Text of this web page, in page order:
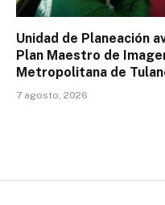
Unidad de Planeación
Plan Maestro de
Metropolitana de
7 agosto, 2026